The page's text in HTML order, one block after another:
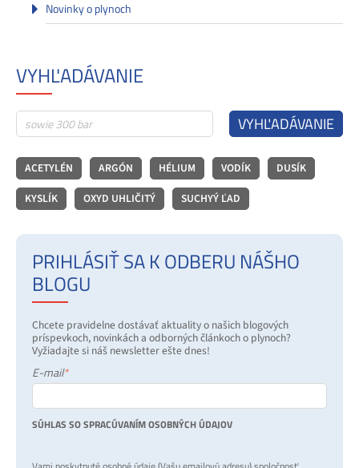
Novinky o plynoch
VYHĽADÁVANIE
VYHĽADÁVANIE
ACETYLÉN ARGÓN HÉLIUM VODÍK
DUSÍK
KYSLÍK
OXYD UHLIČITÝ SUCHYÝ ĽAD
PRIHLÁSIŤ SA K ODBERU NÁŠHO
BLOGU
Chcete pravidelne dostávať aktuality o našich blogových
príspevkoch, novinkách a odborných článkoch o plynoch?
Vyžiadajte si náš newsletter ešte dnes!
E-mail*
SÚHLAS SO SPRACÚVANÍM OSOBNÝCH ÚDAJOV